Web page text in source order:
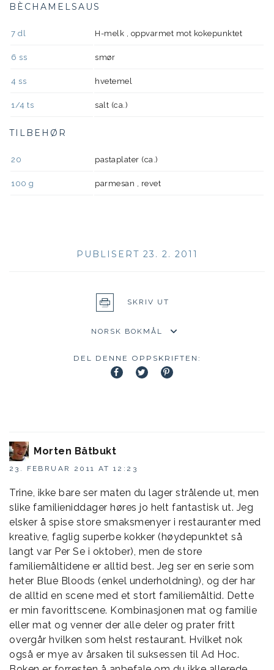
BÈCHAMELSAUS
7 dl H-melk , oppvarmet mot kokepunktet
6 ss smør
4 ss hvetemel
1/4 ts salt (ca.)
TILBEHØR
20 pastaplater (ca.)
100 g parmesan , revet
PUBLISERT 23. 2. 2011
SKRIV UT
DEL DENNE OPPSKRIFTEN:
Morten Båtbukt
23. FEBRUAR 2011 AT 12:23
Trine, ikke bare ser maten du lager strålende ut, men
slike familieniddager høres jo helt fantastisk ut. Jeg
elsker å spise store smaksmenyer i restauranter med
kreative, faglig superbe kokker (høydepunktet så
langt var Per Se i oktober), men de store
familiemåltidene er alltid best. Jeg ser en serie som
heter Blue Bloods (enkel underholdning), og der har
de alltid en scene med et stort familiemåltid. Dette
er min favorittscene. Kombinasjonen mat og familie
eller mat og venner der alle deler og prater fritt
overgår hvilken som helst restaurant. Hvilket nok
også er mye av årsaken til suksessen til Ad Hoc.